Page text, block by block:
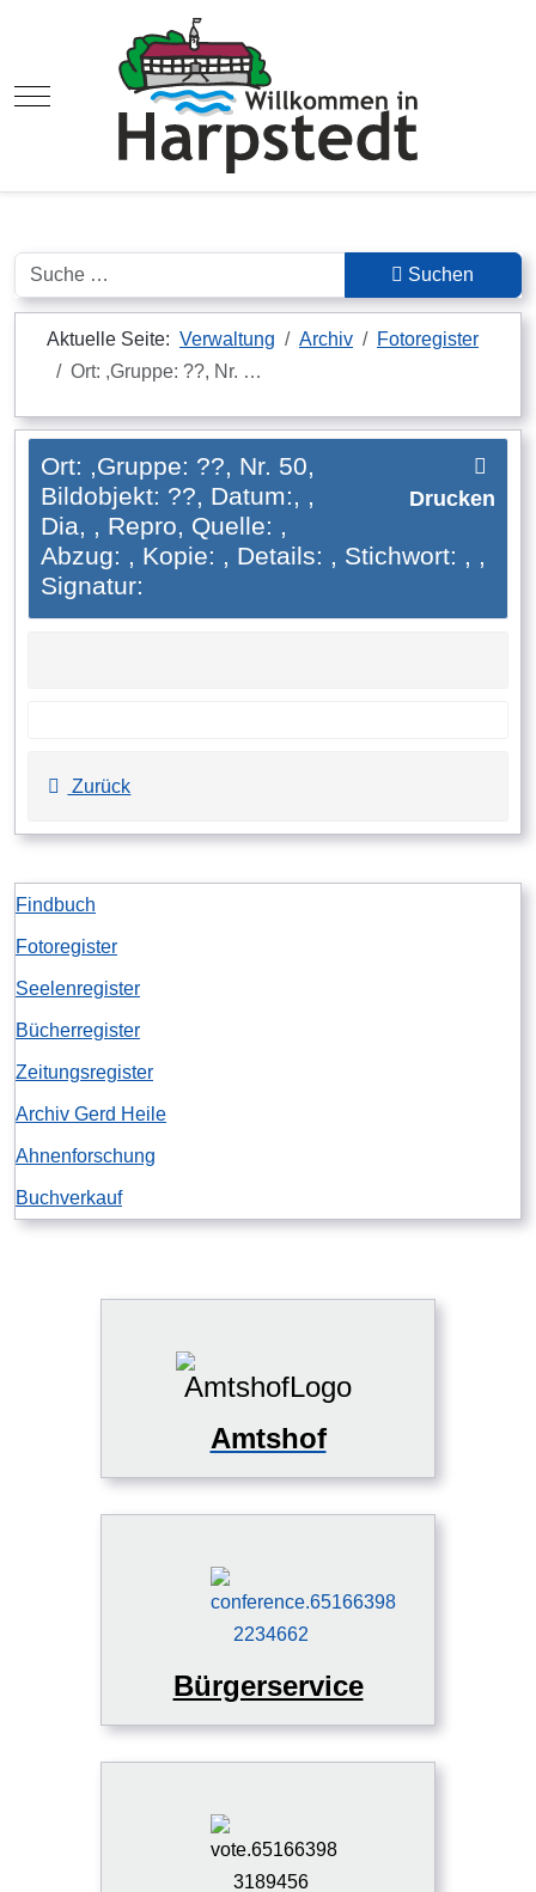
Mobile Menu Toggle
Suchen Suchen
Aktuelle Seite: Verwaltung Archiv
Fotoregister
Ort: ,Gruppe: ??, Nr. …
Drucken
Ort: ,Gruppe: ??, Nr. 50,
Bildobjekt: ??, Datum:, ,
Dia, , Repro, Quelle: ,
Abzug: , Kopie: , Details: , Stichwort: , ,
Signatur:
Zurück
Findbuch
Fotoregister
Seelenregister
Bücherregister
Zeitungsregister
Archiv Gerd Heile
Ahnenforschung
Buchverkauf
Amtshof
Bürgerservice